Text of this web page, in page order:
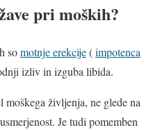
pri moških?
somotnje erekcije(impotenca
izliv in izguba libida.
moškega življenja, ne glede na
Je tudi pomemben